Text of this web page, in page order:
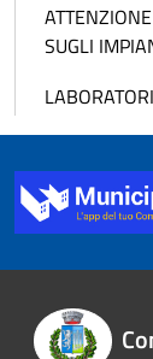
SUGLI